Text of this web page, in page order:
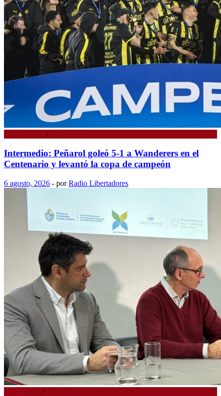
/
Intermedio: Peñarol goleó 5-1 a Wanderers en el
Centenario y levantó la copa de campeón
6 agosto, 2026 - porRadio Libertadores
/